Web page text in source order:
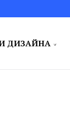
для вас!
ДИЗАЙНА